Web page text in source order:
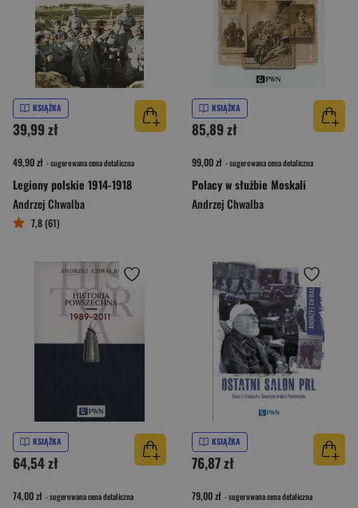
KSIĄŻKA
39,99 zł
49,90 zł - sugerowana cena detaliczna
Legiony polskie 1914-1918
Andrzej Chwalba
7,8 (61)
KSIĄŻKA
85,89 zł
99,00 zł - sugerowana cena detaliczna
Polacy w służbie Moskali
Andrzej Chwalba
KSIĄŻKA
64,54 zł
74,00 zł - sugerowana cena detaliczna
KSIĄŻKA
76,87 zł
79,00 zł - sugerowana cena detaliczna